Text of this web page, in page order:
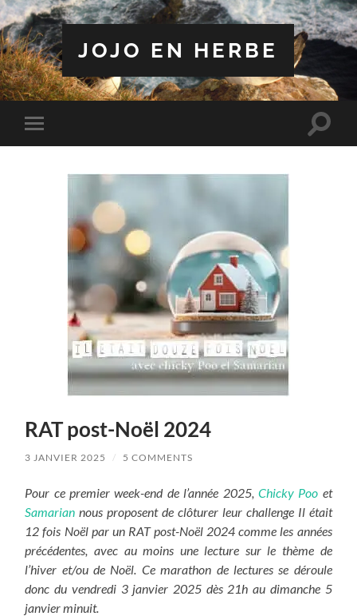
JOJO EN HERBE
Toggle
mobile
Toggle
RAT post-Noël 2024
3 JANVIER 2025 / 5 COMMENTS
Pour ce premier week-end de l’année 2025, Chicky Poo et
Samarian nous proposent de clôturer leur challenge Il était
12 fois Noël par un RAT post-Noël 2024 comme les années
précédentes, avec au moins une lecture sur le thème de
l’hiver et/ou de Noël. Ce marathon de lectures se déroule
donc du vendredi 3 janvier 2025 dès 21h au dimanche 5
janvier minuit.